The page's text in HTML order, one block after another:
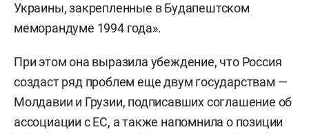
Украины, закрепленные в Будапештском
меморандуме 1994 года».
При этом она выразила убеждение, что Россия
создаст ряд проблем еще двум государствам —
Молдавии и Грузии, подписавших соглашение об
ассоциации с ЕС, а также напомнила о позиции